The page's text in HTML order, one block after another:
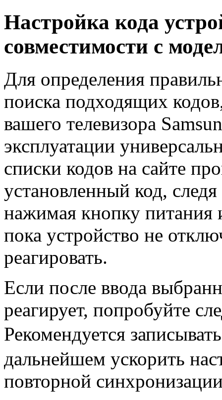
Настройка кода
совместимости с
Для определения
поиска подходящих
вашего телевизора
эксплуатации
списки кодов на сайте
установленный код,
нажимая кнопку питания
пока устройство не
реагировать.
Если после ввода
реагирует, попробуйте
Рекомендуется
дальнейшем ускорить
повторной